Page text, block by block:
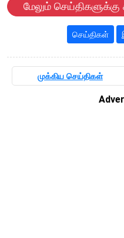
மேலும்
செய்திகள்
முக்கிய செய்திகள்